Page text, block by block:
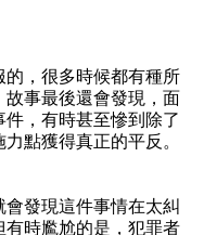
，很多時候都有種所
事最後還會發現，面
，有時甚至慘到除了
點獲得真正的平反。
發現這件事情在太糾
時尷尬的是，犯罪者